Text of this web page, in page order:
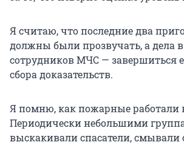
Я считаю, что последние два
должны были прозвучать, а дела
сотрудников МЧС — завершиться
сбора доказательств.
Я помню, как пожарные работали
Периодически небольшими
выскакивали спасатели, смывали